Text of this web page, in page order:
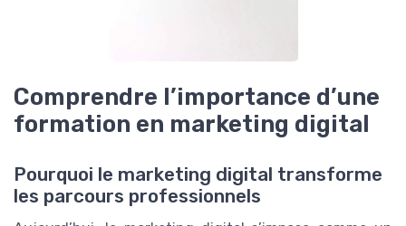
Comprendre l’importance d’une
formation en marketing digital
Pourquoi le marketing digital transforme
les parcours professionnels